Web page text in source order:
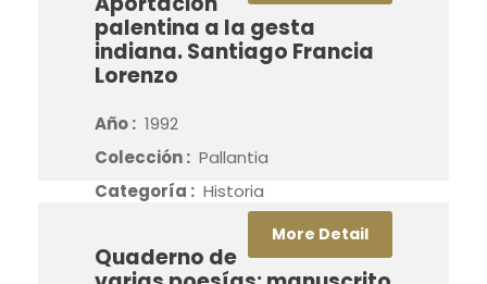
palentina a la gesta
indiana. Santiago Francia
Lorenzo
Año : 1992
Colección : Pallantia
Categoría : Historia
More Detail
Quaderno de